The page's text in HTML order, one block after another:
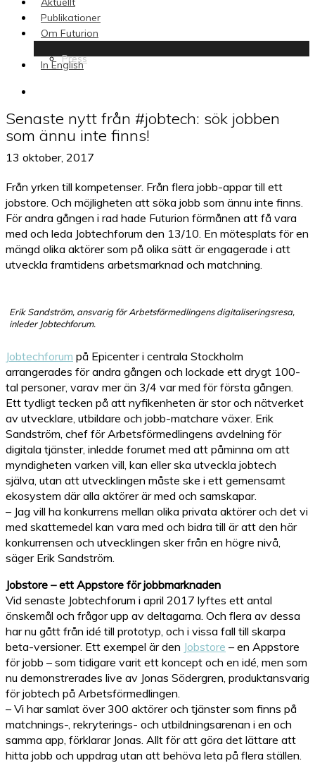
Publikationer
Om Futurion
Press
In English
Senaste nytt från #jobtech: sök jobben
som ännu inte finns!
13 oktober, 2017
Från yrken till kompetenser. Från flera jobb-appar till ett
jobstore. Och möjligheten att söka jobb som ännu inte finns.
För andra gången i rad hade Futurion förmånen att få vara
med och leda Jobtechforum den 13/10. En mötesplats för en
mängd olika aktörer som på olika sätt är engagerade i att
utveckla framtidens arbetsmarknad och matchning.
Erik Sandström, ansvarig för Arbetsförmedlingens digitaliseringsresa,
inleder Jobtechforum.
Jobtechforum på Epicenter i centrala Stockholm
arrangerades för andra gången och lockade ett drygt 100-
tal personer, varav mer än 3/4 var med för första gången.
Ett tydligt tecken på att nyfikenheten är stor och nätverket
av utvecklare, utbildare och jobb-matchare växer. Erik
Sandström, chef för Arbetsförmedlingens avdelning för
digitala tjänster, inledde forumet med att påminna om att
myndigheten varken vill, kan eller ska utveckla jobtech
själva, utan att utvecklingen måste ske i ett gemensamt
ekosystem där alla aktörer är med och samskapar.
– Jag vill ha konkurrens mellan olika privata aktörer och det vi
med skattemedel kan vara med och bidra till är att den här
konkurrensen och utvecklingen sker från en högre nivå,
säger Erik Sandström.
Jobstore – ett Appstore för jobbmarknaden
Vid senaste Jobtechforum i april 2017 lyftes ett antal
önskemål och frågor upp av deltagarna. Och flera av dessa
har nu gått från idé till prototyp, och i vissa fall till skarpa
beta-versioner. Ett exempel är den Jobstore – en Appstore
för jobb – som tidigare varit ett koncept och en idé, men som
nu demonstrerades live av Jonas Södergren, produktansvarig
för jobtech på Arbetsförmedlingen.
– Vi har samlat över 300 aktörer och tjänster som finns på
matchnings-, rekryterings- och utbildningsarenan i en och
samma app, förklarar Jonas. Allt för att göra det lättare att
hitta jobb och uppdrag utan att behöva leta på flera ställen.